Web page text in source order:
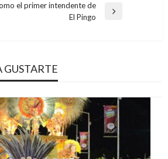
el primer intendente de
El Pingo